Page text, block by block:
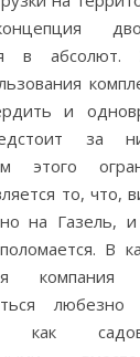
в
и
за
этого
то, что,
на Газель,
В
компания
любезно
как